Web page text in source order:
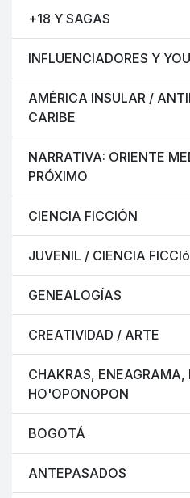
+18 Y SAGAS
INFLUENCIADORES Y
AMÉRICA INSULAR /
CARIBE
NARRATIVA: ORIENTE
PRÓXIMO
CIENCIA FICCIÓN
JUVENIL / CIENCIA
GENEALOGÍAS
CREATIVIDAD / ARTE
CHAKRAS, ENEAGRAMA,
HO'OPONOPON
BOGOTÁ
ANTEPASADOS